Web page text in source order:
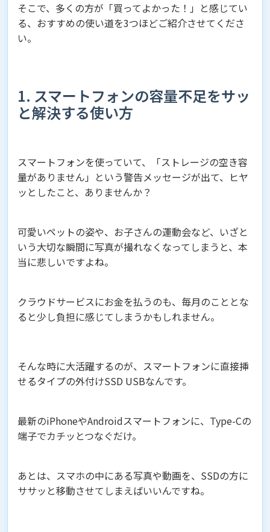
そこで、多くの方が「買ってよかった！」と感じてい
る、おすすめの使い道を3つほどご紹介させてくださ
い。
1. スマートフォンの容量不足をサッ
と解決する使い方
スマートフォンを使っていて、「ストレージの空き容
量がありません」という警告メッセージが出て、ヒヤ
ッとしたこと、ありませんか？
可愛いペットの姿や、お子さんの運動会など、いざと
いう大切な瞬間に写真が撮れなくなってしまうと、本
当に悲しいですよね。
クラウドサービスにお金を払うのも、毎月のこととな
ると少し負担に感じてしまうかもしれません。
そんな時に大活躍するのが、スマートフォンに直接挿
せるタイプの外付けSSD USBなんです。
最新のiPhoneやAndroidスマートフォンに、Type-Cの
端子でカチッとつなぐだけ。
あとは、スマホの中にある写真や動画を、SSDの方に
ササッと移動させてしまえばいいんですね。